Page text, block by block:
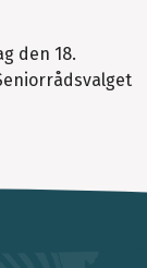
den 18.